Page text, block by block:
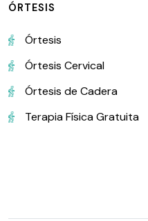
ÓRTESIS
Órtesis
Órtesis Cervical
Órtesis de Cadera
Terapia Física Gratuita